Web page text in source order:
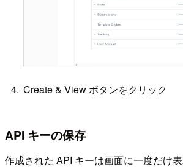
Create & View ボタンをクリック
API キーの保存
作成された API キーは画面に一度だけ